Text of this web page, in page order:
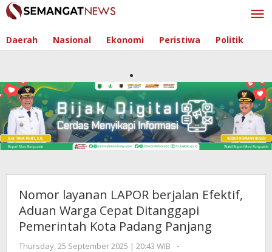
Skip
to
Daerah Nasional Ekonomi Peristiwa Politik
Nomor layanan LAPOR berjalan Efektif,
Aduan Warga Cepat Ditanggapi
Pemerintah Kota Padang Panjang
Thursday, 25 September 2025 | 20:43 WIB
by
-